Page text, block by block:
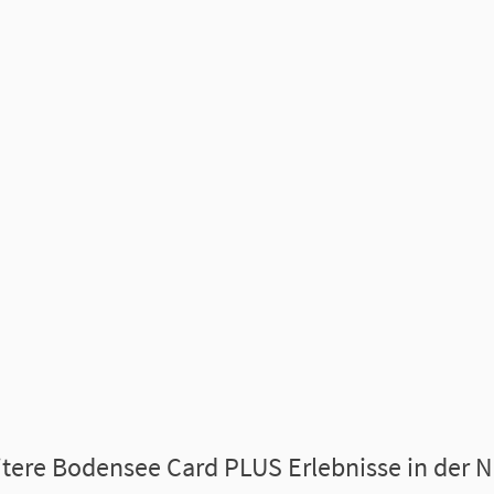
Bodensee Card PLUS Erlebnisse in der